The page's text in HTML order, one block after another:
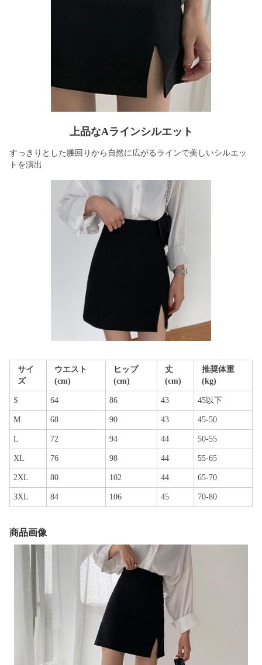
上品なAラインシルエット
すっきりとした腰回りから自然に広がるラインで美しいシルエッ
トを演出
サイ
ズ
ウエスト
(cm)
ヒップ
(cm)
丈
(cm)
推奨体重
(kg)
S 64 86 43 45以下
M 68 90 43 45-50
L 72 94 44 50-55
XL 76 98 44 55-65
2XL 80 102 44 65-70
3XL 84 106 45 70-80
商品画像